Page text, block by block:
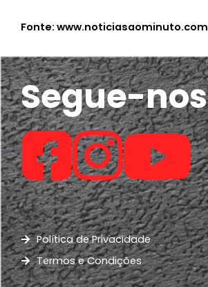
Fonte: www.noticiasaominuto.com
Segue-nos
Política de Privacidade
Termos e Condições